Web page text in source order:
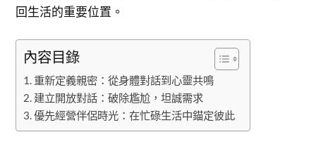
回生活的重要位置。
內容目錄
重新定義親密：從身體對話到心靈共鳴
建立開放對話：破除尷尬，坦誠需求
優先經營伴侶時光：在忙碌生活中錨定彼此